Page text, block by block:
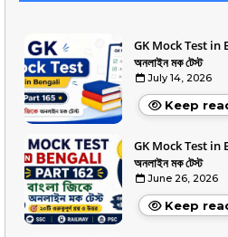
GK Mock Test in
অনলাইন মক টেস্ট
July 14, 2026
Keep
GK Mock Test in
অনলাইন মক টেস্ট
June 26, 2026
Keep